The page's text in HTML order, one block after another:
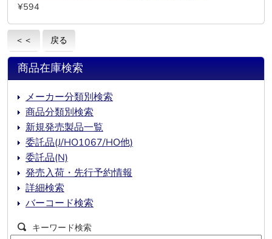
¥594
＜＜ 戻る
商品在庫検索
メーカー分類別検索
商品分類別検索
新規発売製品一覧
委託品(J/HO1067/HO他)
委託品(N)
発売入荷・先行予約情報
詳細検索
バーコード検索
キーワード検索